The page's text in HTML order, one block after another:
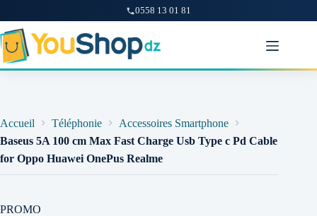
0558 13 01 81
Passer
au
contenu
Accueil Téléphonie
Accessoires Smartphone
Baseus 5A 100 cm Max Fast Charge Usb Type c Pd Cable
for Oppo Huawei OnePus Realme
PROMO